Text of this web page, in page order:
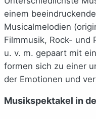
einem
Musicalmelodien
Filmmusik, Rock- und
u. v. m. gepaart mit
formen sich zu einer
der Emotionen und
Musikspektakel in